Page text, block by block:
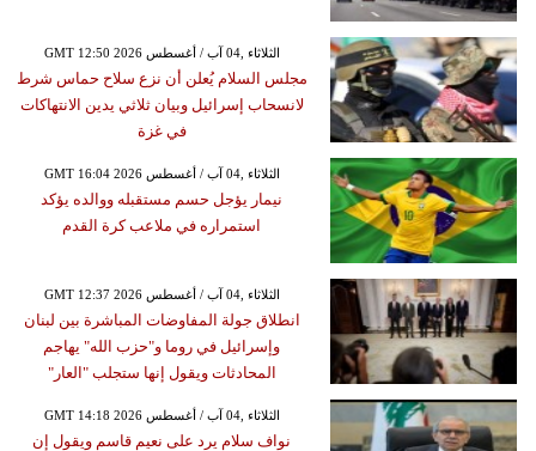
GMT 12:50 2026 الثلاثاء ,04 آب / أغسطس
مجلس السلام يُعلن أن نزع سلاح حماس شرط
لانسحاب إسرائيل وبيان ثلاثي يدين الانتهاكات
في غزة
GMT 16:04 2026 الثلاثاء ,04 آب / أغسطس
نيمار يؤجل حسم مستقبله ووالده يؤكد
استمراره في ملاعب كرة القدم
GMT 12:37 2026 الثلاثاء ,04 آب / أغسطس
انطلاق جولة المفاوضات المباشرة بين لبنان
وإسرائيل في روما و"حزب الله" يهاجم
المحادثات ويقول إنها ستجلب "العار"
GMT 14:18 2026 الثلاثاء ,04 آب / أغسطس
نواف سلام يرد على نعيم قاسم ويقول إن